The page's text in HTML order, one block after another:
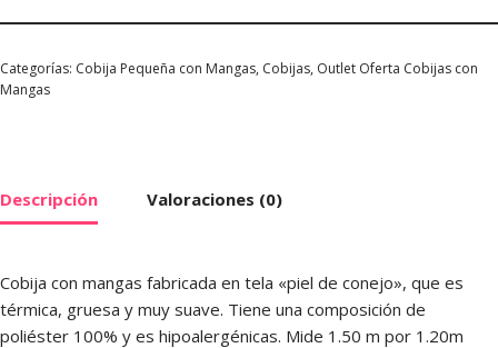
Categorías: Cobija Pequeña con Mangas, Cobijas, Outlet Oferta Cobijas con
Mangas
Descripción Valoraciones (0)
Cobija con mangas fabricada en tela «piel de conejo», que es
térmica, gruesa y muy suave. Tiene una composición de
poliéster 100% y es hipoalergénicas. Mide 1.50 m por 1.20m